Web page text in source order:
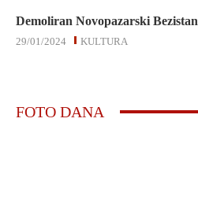
Demoliran Novopazarski Bezistan
KULTURA
29/01/2024
FOTO DANA